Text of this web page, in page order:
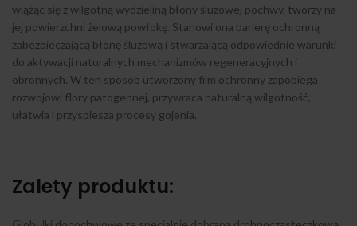
wiążąc się z wilgotną wydzieliną błony śluzowej pochwy, tworzy na
jej powierzchni żelową powłokę. Stanowi ona barierę ochronną
zabezpieczającą błonę śluzową i stwarzającą odpowiednie warunki
do aktywacji naturalnych mechanizmów regeneracyjnych i
obronnych. W ten sposób utworzony film ochronny zapobiega
rozwojowi flory patogennej, przywraca naturalną wilgotność,
ułatwia i przyspiesza procesy gojenia.
Zalety produktu: